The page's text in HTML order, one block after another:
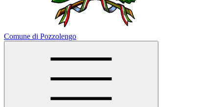
Comune di Pozzolengo